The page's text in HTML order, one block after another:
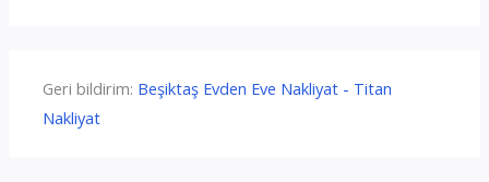
Geri bildirim: Beşiktaş Evden Eve Nakliyat - Titan
Nakliyat